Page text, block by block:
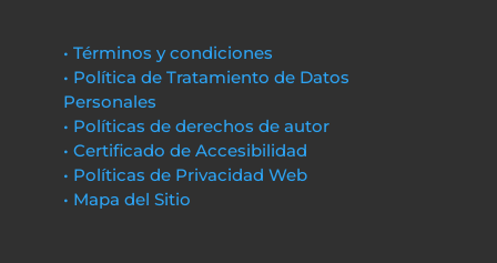
• Términos y condiciones
• Política de Tratamiento de Datos
Personales
• Políticas de derechos de autor
• Certificado de Accesibilidad
• Políticas de Privacidad Web
• Mapa del Sitio